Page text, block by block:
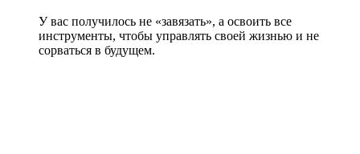
У вас получилось не «завязать», а освоить все
инструменты, чтобы управлять своей жизнью и не
сорваться в будущем.